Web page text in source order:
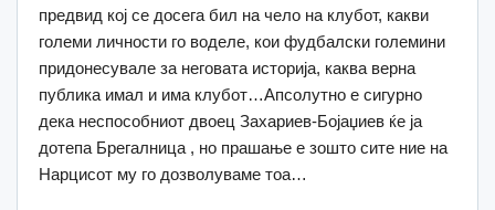
предвид кој се досега бил на чело на клубот, какви
големи личности го воделе, кои фудбалски големини
придонесувале за неговата историја, каква верна
публика имал и има клубот…Апсолутно е сигурно
дека неспособниот двоец Захариев-Бојаџиев ќе ја
дотепа Брегалница , но прашање е зошто сите ние на
Нарцисот му го дозволуваме тоа…